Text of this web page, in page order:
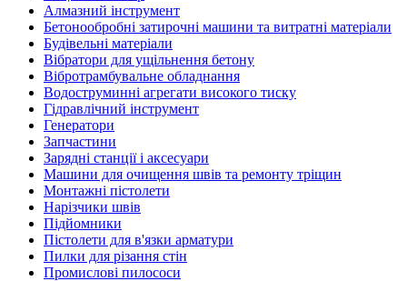
Алмазний інструмент
Бетонообробні затирочні машини та витратні матеріали
Будівельні матеріали
Вібратори для ущільнення бетону
Вібротрамбувальне обладнання
Водоструминні агрегати високого тиску
Гідравлічний інструмент
Генератори
Запчастини
Зарядні станції і аксесуари
Машини для очищення швів та ремонту тріщин
Монтажні пістолети
Нарізчики швів
Підйомники
Пістолети для в'язки арматури
Пилки для різання стін
Промислові пилососи